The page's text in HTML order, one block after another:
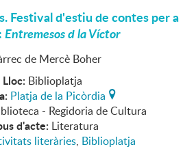
Festival d'estiu de contes per a
Entremesos d la Víctor
de Mercè Boher
Lloc: Biblioplatja
Platja de la Picòrdia
- Regidoria de Cultura
d'acte: Literatura
literàries, Biblioplatja